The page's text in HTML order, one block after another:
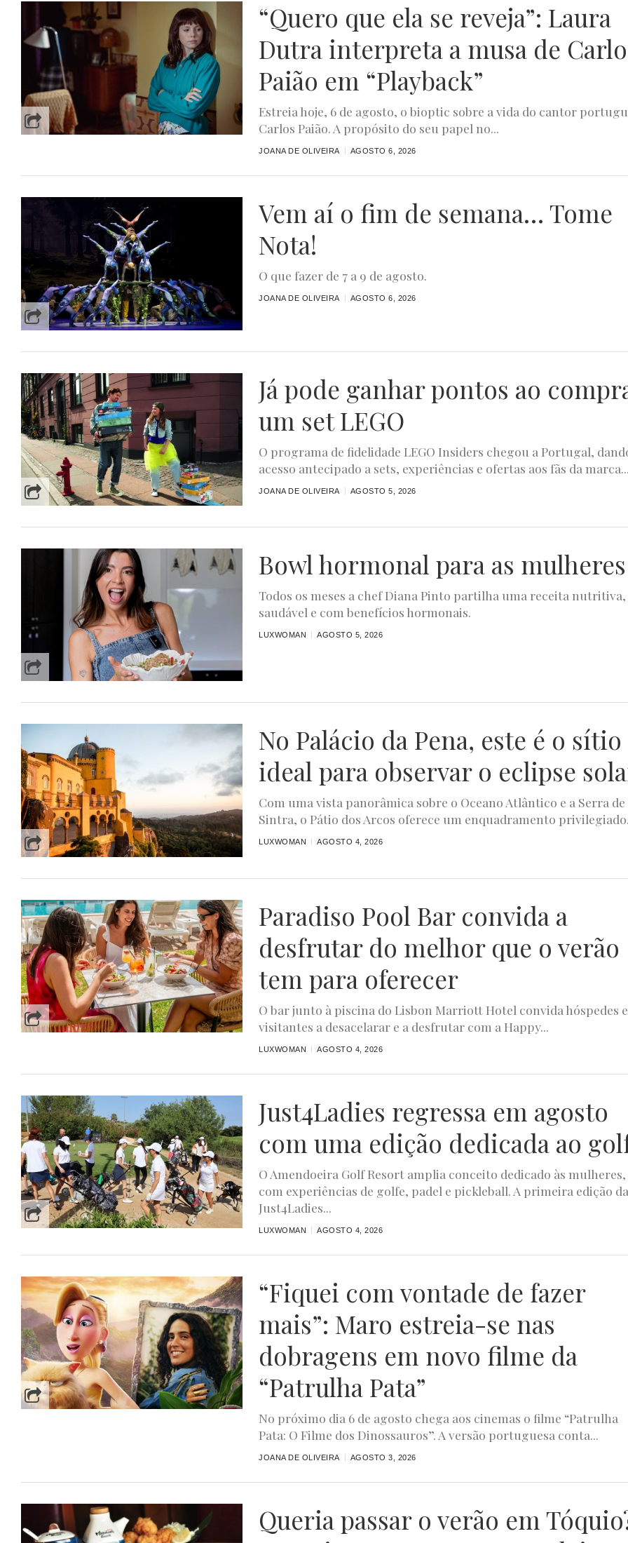
“Quero que ela se reveja”: Laura
Dutra interpreta a musa de
Paião em “Playback”
Estreia hoje, 6 de agosto, o bioptic sobre a vida do cantor
Carlos Paião. A propósito do seu papel no...
JOANA DE OLIVEIRA AGOSTO 6, 2026
Vem aí o fim de semana… Tome
Nota!
O que fazer de 7 a 9 de agosto.
JOANA DE OLIVEIRA AGOSTO 6, 2026
Já pode ganhar pontos ao
um set LEGO
O programa de fidelidade LEGO Insiders chegou a Portugal,
acesso antecipado a sets, experiências e ofertas aos fãs da
JOANA DE OLIVEIRA AGOSTO 5, 2026
Bowl hormonal para as mulheres
Todos os meses a chef Diana Pinto partilha uma receita nutritiva,
saudável e com benefícios hormonais.
LUXWOMAN AGOSTO 5, 2026
No Palácio da Pena, este é o sítio
ideal para observar o eclipse
Com uma vista panorâmica sobre o Oceano Atlântico e a Serra de
Sintra, o Pátio dos Arcos oferece um enquadramento
LUXWOMAN AGOSTO 4, 2026
Paradiso Pool Bar convida a
desfrutar do melhor que o verão
tem para oferecer
O bar junto à piscina do Lisbon Marriott Hotel convida hóspedes e
visitantes a desacelarar e a desfrutar com a Happy...
LUXWOMAN AGOSTO 4, 2026
Just4Ladies regressa em agosto
com uma edição dedicada ao
O Amendoeira Golf Resort amplia conceito dedicado às mulheres,
com experiências de golfe, padel e pickleball. A primeira edição
Just4Ladies...
LUXWOMAN AGOSTO 4, 2026
“Fiquei com vontade de fazer
mais”: Maro estreia-se nas
dobragens em novo filme da
“Patrulha Pata”
No próximo dia 6 de agosto chega aos cinemas o filme “Patrulha
Pata: O Filme dos Dinossauros”. A versão portuguesa conta...
JOANA DE OLIVEIRA AGOSTO 3, 2026
Queria passar o verão em